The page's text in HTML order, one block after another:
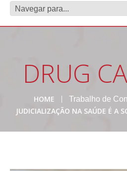
DRUG
HOME Trabalho de
JUDICIALIZAÇÃO NA SAÚDE É A